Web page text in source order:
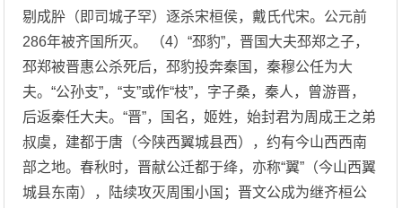
剔成肸（即司城子罕）逐杀宋桓侯，戴氏代宋。公元前
286年被齐国所灭。 （4）“邳豹”，晋国大夫邳郑之子，
邳郑被晋惠公杀死后，邳豹投奔秦国，秦穆公任为大
夫。“公孙支”，“支”或作“枝”，字子桑，秦人，曾游晋，
后返秦任大夫。“晋”，国名，姬姓，始封君为周成王之弟
叔虞，建都于唐（今陕西翼城县西），约有今山西西南
部之地。春秋时，晋献公迁都于绛，亦称“翼”（今山西翼
城县东南），陆续攻灭周围小国；晋文公成为继齐桓公